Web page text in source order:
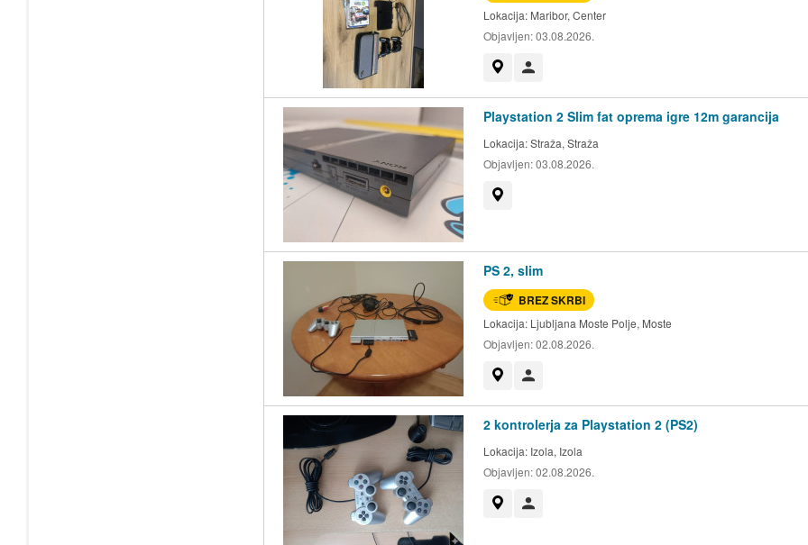
Lokacija: Maribor, Center
Objavljen:03.08.2026.
Playstation 2 Slim fat oprema igre 12m garancija
Lokacija:Straža, Straža
Objavljen:03.08.2026.
PS 2, slim
BREZ SKRBI
Lokacija: Ljubljana Moste Polje, Moste
Objavljen:02.08.2026.
2 kontrolerja za Playstation 2 (PS2)
Lokacija: Izola, Izola
Objavljen:02.08.2026.